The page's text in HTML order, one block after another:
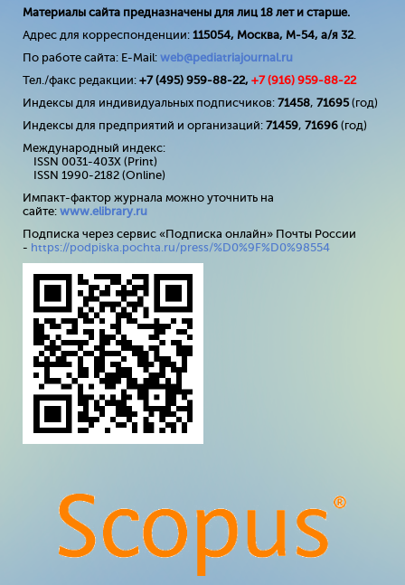
Материалы сайта предназначены для лиц 18 лет и старше.
Адрес для корреспонденции: 115054, Москва, М-54, а/я 32.
По работе сайта: E-Mail: web@pediatriajournal.ru
Тел./факс редакции: +7 (495) 959-88-22, +7 (916) 959-88-22
Индексы для индивидуальных подписчиков: 71458, 71695(год)
Индексы для предприятий и организаций: 71459, 71696 (год)
Международный индекс:
ISSN 0031-403X (Print)
ISSN 1990-2182 (Online)
Импакт-фактор журнала можно уточнить на
сайте: www.elibrary.ru
Подписка через сервис «Подписка онлайн» Почты России
- https://podpiska.pochta.ru/press/%D0%9F%D0%98554